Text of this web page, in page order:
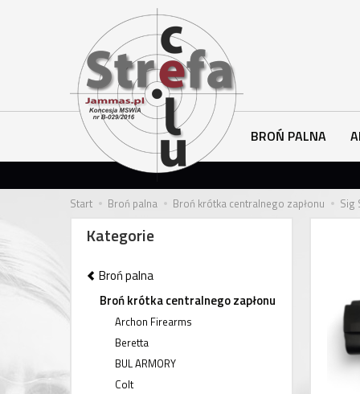
BROŃ PALNA
Start Broń palna Broń krótka centralnego zapłonu Sig
Kategorie
Broń palna
Broń krótka centralnego zapłonu
Archon Firearms
Beretta
BUL ARMORY
Colt